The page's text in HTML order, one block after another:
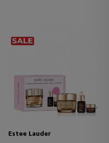
Estee Lauder